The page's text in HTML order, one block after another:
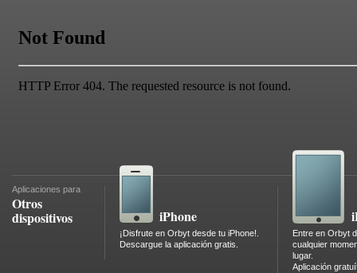
Aplicaciones para
Otros
dispositivos iPhone
¡Disfrute en Orbyt desde tu iPhone!.
Descargue la aplicación gratis.
Entre en Orbyt
cualquier
lugar.
Aplicación